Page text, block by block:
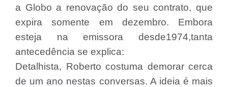
a Globo a renovação do seu contrato, que
expira somente em dezembro. Embora
esteja na emissora desde1974,tanta
antecedência se explica:
Detalhista, Roberto costuma demorar cerca
de um ano nestas conversas. A ideia é mais